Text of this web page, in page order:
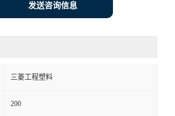
发送咨询信息
三菱工程塑料
200